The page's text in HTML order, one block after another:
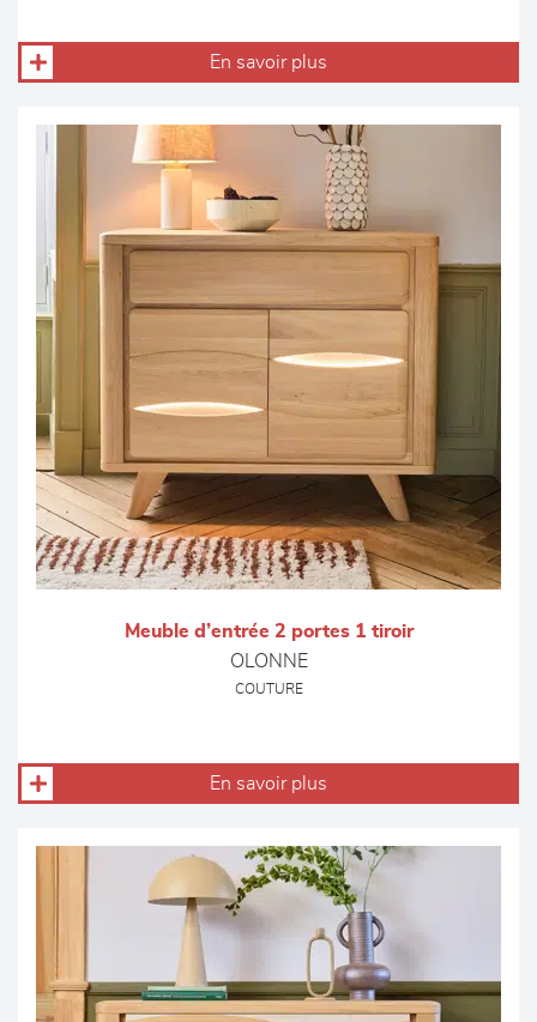
En savoir plus
Meuble d’entrée 2 portes 1 tiroir
OLONNE
COUTURE
En savoir plus